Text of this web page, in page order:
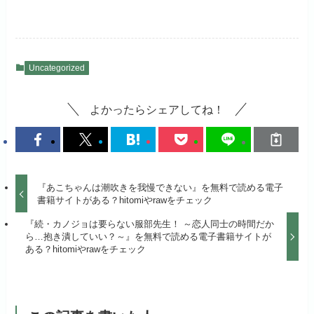
Uncategorized
よかったらシェアしてね！
『あこちゃんは潮吹きを我慢できない』を無料で読める電子
書籍サイトがある？hitomiやrawをチェック
『続・カノジョは要らない服部先生！ ～恋人同士の時間だか
ら…抱き潰していい？～』を無料で読める電子書籍サイトが
ある？hitomiやrawをチェック